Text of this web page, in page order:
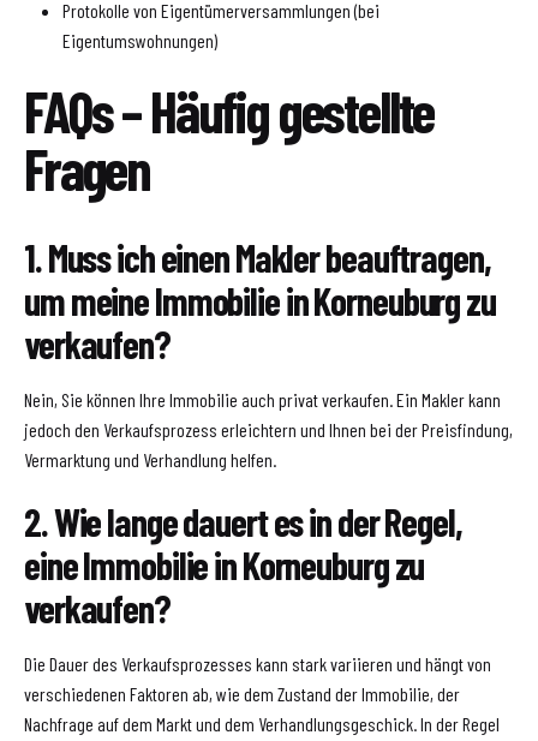
Protokolle von Eigentümerversammlungen (bei
Eigentumswohnungen)
FAQs – Häufig gestellte
Fragen
1. Muss ich einen Makler beauftragen,
um meine Immobilie in Korneuburg zu
verkaufen?
Nein, Sie können Ihre Immobilie auch privat verkaufen. Ein Makler kann
jedoch den Verkaufsprozess erleichtern und Ihnen bei der Preisfindung,
Vermarktung und Verhandlung helfen.
2. Wie lange dauert es in der Regel,
eine Immobilie in Korneuburg zu
verkaufen?
Die Dauer des Verkaufsprozesses kann stark variieren und hängt von
verschiedenen Faktoren ab, wie dem Zustand der Immobilie, der
Nachfrage auf dem Markt und dem Verhandlungsgeschick. In der Regel